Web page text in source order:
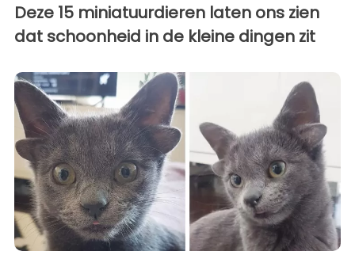
Deze 15 miniatuurdieren laten ons zien
dat schoonheid in de kleine dingen zit